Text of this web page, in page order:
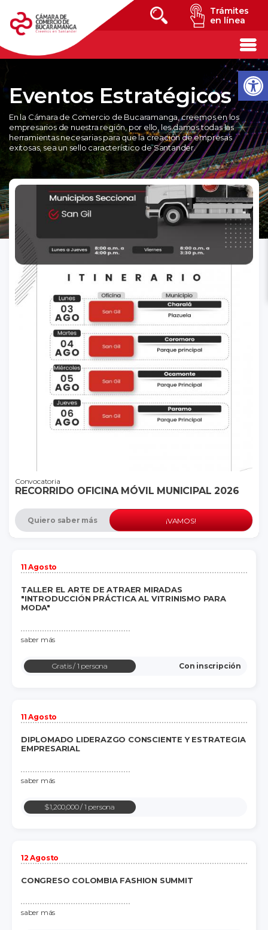
Trámites
en línea
Eventos Estratégicos
En la Cámara de Comercio de Bucaramanga, creemos en los
empresarios de nuestra región, por ello, les damos todas las
herramientas necesarias para que la creación de empresas
exitosas, sea un sello característico de Santander.
Convocatoria
RECORRIDO OFICINA MÓVIL MUNICIPAL 2026
Quiero saber más ¡VAMOS!
11 Agosto
TALLER EL ARTE DE ATRAER MIRADAS
"INTRODUCCIÓN PRÁCTICA AL VITRINISMO PARA
MODA"
saber más
Gratis/ 1 persona Con inscripción
11 Agosto
DIPLOMADO LIDERAZGO CONSCIENTE Y ESTRATEGIA
EMPRESARIAL
saber más
$1,200,000/ 1 persona
12 Agosto
CONGRESO COLOMBIA FASHION SUMMIT
saber más